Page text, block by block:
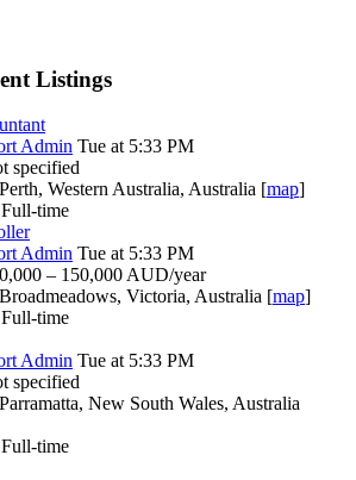
Listings
Admin Tue at 5:33 PM
specified
Perth, Western Australia, Australia [map]
Full-time
Admin Tue at 5:33 PM
– 150,000 AUD/year
Broadmeadows, Victoria, Australia [map]
Full-time
Admin Tue at 5:33 PM
specified
Parramatta, New South Wales, Australia
Full-time